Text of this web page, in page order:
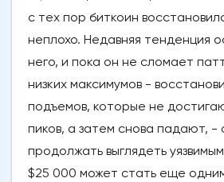
с тех пор биткоин
неплохо. Недавняя тенденция
него, и пока он не сломает
низких максимумов -
подъемов, которые не
пиков, а затем снова падают, -
продолжать выглядеть
$25 000 может стать еще